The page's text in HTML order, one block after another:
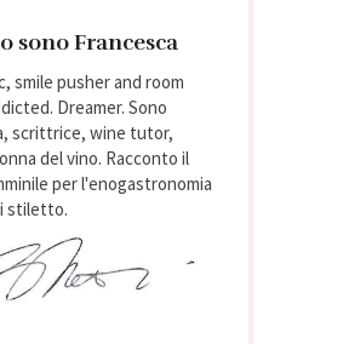
sono Francesca
smile pusher and room
Dreamer. Sono
scrittrice, wine tutor,
del vino. Racconto il
per l'enogastronomia
stiletto.